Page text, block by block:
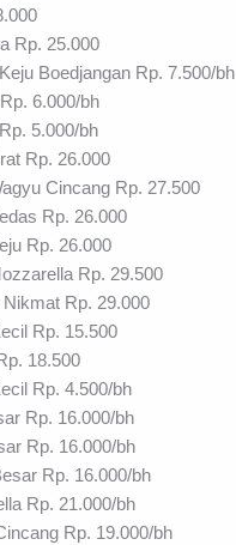
Rp. 25.000
Boedjangan Rp. 7.500/bh
6.000/bh
5.000/bh
Rp. 26.000
Cincang Rp. 27.500
Rp. 26.000
Rp. 26.000
Rp. 29.500
Rp. 29.000
Rp. 15.500
18.500
Rp. 4.500/bh
Rp. 16.000/bh
Rp. 16.000/bh
Rp. 16.000/bh
Rp. 21.000/bh
Rp. 19.000/bh